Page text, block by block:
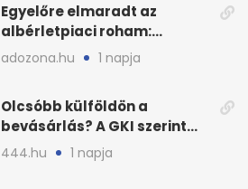
Egyelőre elmaradt az
albérletpiaci roham:
ennyibe kerülnek a kiadó
adozona.hu 1 napja
Olcsóbb külföldön a
bevásárlás? A GKI szerint
zárkózott a magyar árszint
444.hu 1 napja